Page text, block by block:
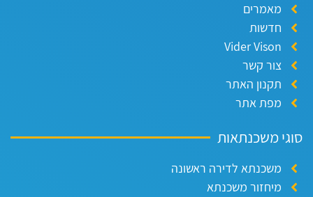
מאמרים
חדשות
Vider Vison
צור קשר
תקנון האתר
מפת אתר
משכנתאות
משכנתא לדירה ראשונה
מיחזור משכנתא